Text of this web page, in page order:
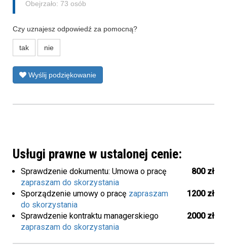
Obejrzało: 73 osób
Czy uznajesz odpowiedź za pomocną?
tak nie
Wyślij podziękowanie
Usługi prawne w ustalonej cenie:
Sprawdzenie dokumentu: Umowa o pracę
800 zł
zapraszam do skorzystania
Sporządzenie umowy o pracę
1200 zł
zapraszam
do skorzystania
Sprawdzenie kontraktu managerskiego
2000 zł
zapraszam do skorzystania